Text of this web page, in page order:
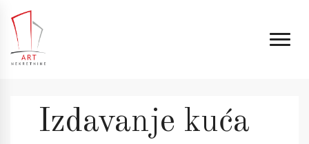
Izdavanje kuća